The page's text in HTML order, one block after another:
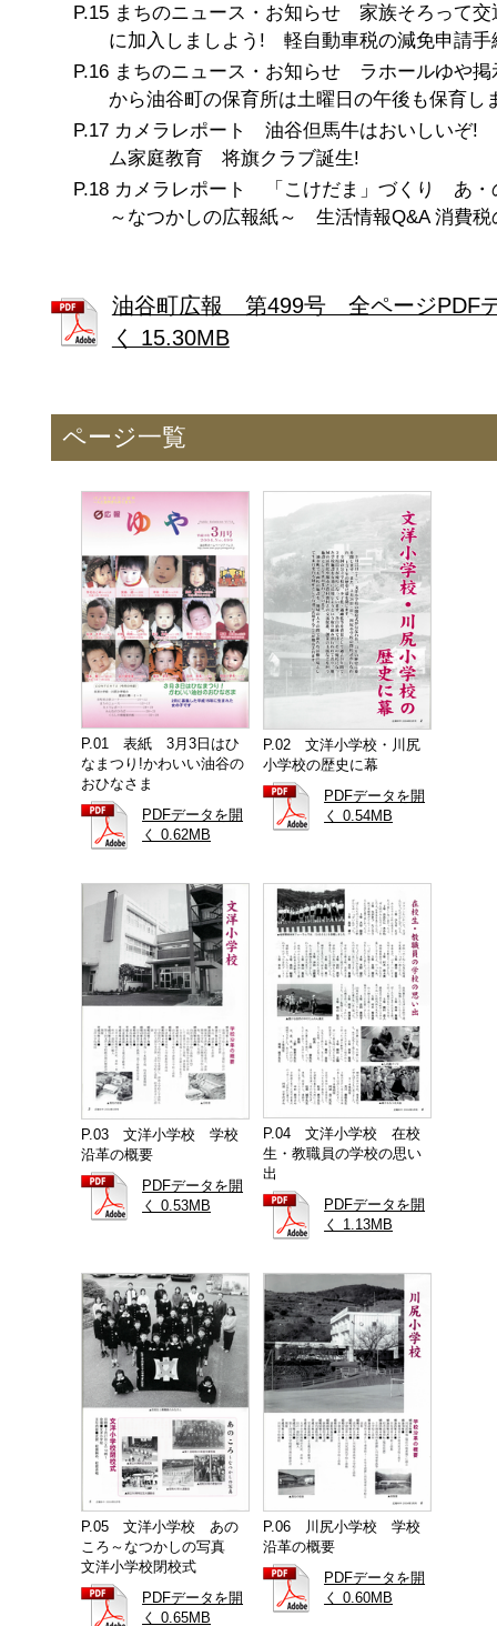
まちのニュース・お知らせ 家族そろって交
に加入しましよう! 軽自動車税の減免申請手
まちのニュース・お知らせ ラホールゆや
から油谷町の保育所は土曜日の午後も保育し
カメラレポート 油谷但馬牛はおいしいぞ!
ム家庭教育 将旗クラブ誕生!
カメラレポート 「こけだま」づくり あ・
～なつかしの広報紙～ 生活情報Q&A 消費税
油谷町広報 第499号 全ページPDF
く 15.30MB
ページ一覧
P.01 表紙 3月3日はひ
なまつり!かわいい油谷の
おひなさま
PDFデータを開
く 0.62MB
P.02 文洋小学校・川尻
小学校の歴史に幕
PDFデータを開
く 0.54MB
P.03 文洋小学校 学校
沿革の概要
PDFデータを開
く 0.53MB
P.04 文洋小学校 在校
生・教職員の学校の思い
出
PDFデータを開
く 1.13MB
P.05 文洋小学校 あの
ころ～なつかしの写真
文洋小学校閉校式
PDFデータを開
く 0.65MB
P.06 川尻小学校 学校
沿革の概要
PDFデータを開
く 0.60MB